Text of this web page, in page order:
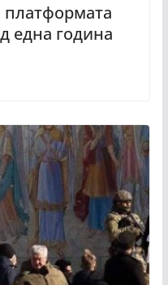
платформата
една година